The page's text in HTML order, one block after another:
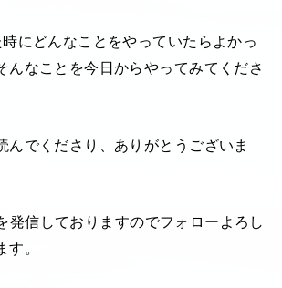
にどんなことをやっていたらよかっ
んなことを今日からやってみてくださ
んでくださり、ありがとうございま
発信しておりますのでフォローよろし
す。